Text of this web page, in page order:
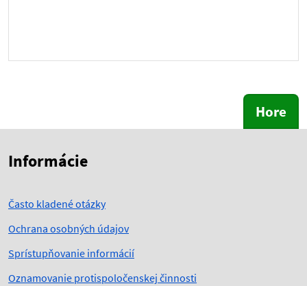
Hore
Informácie
Často kladené otázky
Ochrana osobných údajov
Sprístupňovanie informácií
Oznamovanie protispoločenskej činnosti